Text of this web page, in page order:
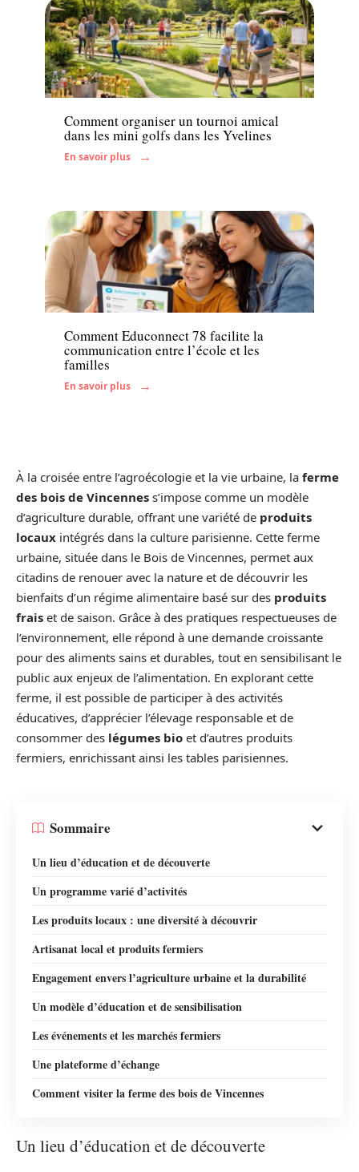
Famille
Comment organiser un tournoi amical
dans les mini golfs dans les Yvelines
En savoir plus
Enfant
Comment Educonnect 78 facilite la
communication entre l’école et les
familles
En savoir plus
À la croisée entre l’agroécologie et la vie urbaine, la ferme
des bois de Vincennes s’impose comme un modèle
d’agriculture durable, offrant une variété de produits
locaux intégrés dans la culture parisienne. Cette ferme
urbaine, située dans le Bois de Vincennes, permet aux
citadins de renouer avec la nature et de découvrir les
bienfaits d’un régime alimentaire basé sur des produits
frais et de saison. Grâce à des pratiques respectueuses de
l’environnement, elle répond à une demande croissante
pour des aliments sains et durables, tout en sensibilisant le
public aux enjeux de l’alimentation. En explorant cette
ferme, il est possible de participer à des activités
éducatives, d’apprécier l’élevage responsable et de
consommer des légumes bio et d’autres produits
fermiers, enrichissant ainsi les tables parisiennes.
Sommaire
Un lieu d’éducation et de découverte
Un programme varié d’activités
Les produits locaux : une diversité à découvrir
Artisanat local et produits fermiers
Engagement envers l’agriculture urbaine et la durabilité
Un modèle d’éducation et de sensibilisation
Les événements et les marchés fermiers
Une plateforme d’échange
Comment visiter la ferme des bois de Vincennes
Un lieu d’éducation et de découverte